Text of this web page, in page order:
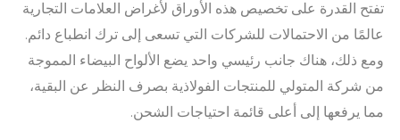
تفتح القدرة على تخصيص هذه الأوراق لأغراض العلامات التجارية
عالمًا من الاحتمالات للشركات التي تسعى إلى ترك انطباع دائم.
ومع ذلك، هناك جانب رئيسي واحد يضع الألواح البيضاء المموجة
من شركة المتولي للمنتجات الفولاذية بصرف النظر عن البقية،
مما يرفعها إلى أعلى قائمة احتياجات الشحن.